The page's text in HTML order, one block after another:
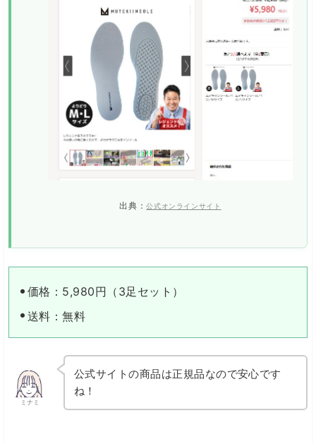
出典：公式オンラインサイト
価格：5,980円（3足セット）
送料：無料
ミナミ
公式サイトの商品は正規品なので安心です
ね！